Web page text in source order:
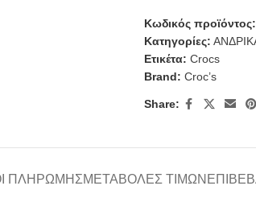
Κωδικός προϊόντος:
Κατηγορίες:
Ετικέτα: Crocs
Brand: Croc’s
Share:
ΠΛΗΡΩΜΉΣΜΕΤΑΒΟΛΈΣ ΤΙΜΏΝ